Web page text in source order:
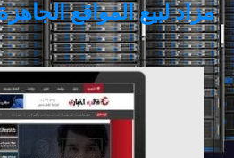
مزاد لبيع المواقع